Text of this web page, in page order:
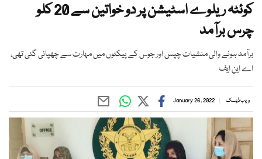
کوئٹہ ریلوے اسٹیشن پر دو خواتین سے 20 کلو
چرس برآمد
برآمد ہونے والی منشیات چپس اور جوس کے پیکٹوں میں مہارت سے چھپائی گئی تھی،
اے این ایف
ویب ڈیسک January 26, 2022